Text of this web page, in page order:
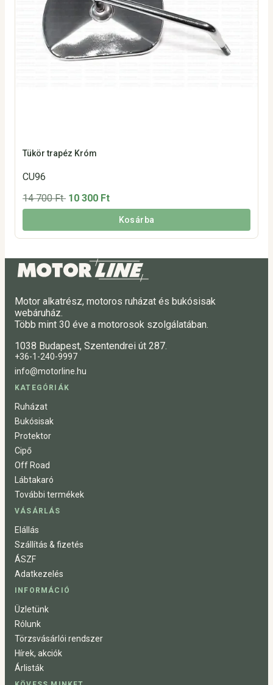
Tükör trapéz Króm
CU96
14 700 Ft 10 300 Ft
Kosárba
Motor alkatrész, motoros ruházat és bukósisak
webáruház.
Több mint 30 éve a motorosok szolgálatában.
1038 Budapest, Szentendrei út 287.
+36-1-240-9997
info@motorline.hu
KATEGÓRIÁK
Ruházat
Bukósisak
Protektor
Cipő
Off Road
Lábtakaró
További termékek
VÁSÁRLÁS
Elállás
Szállítás & fizetés
ÁSZF
Adatkezelés
INFORMÁCIÓ
Üzletünk
Rólunk
Törzsvásárlói rendszer
Hírek, akciók
Árlisták